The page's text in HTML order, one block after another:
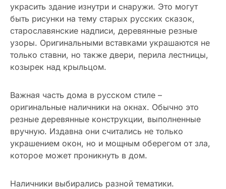
украсить здание изнутри и снаружи. Это могут
быть рисунки на тему старых русских сказок,
старославянские надписи, деревянные резные
узоры. Оригинальными вставками украшаются не
только ставни, но также двери, перила лестницы,
козырек над крыльцом.
Важная часть дома в русском стиле –
оригинальные наличники на окнах. Обычно это
резные деревянные конструкции, выполненные
вручную. Издавна они считались не только
украшением окон, но и мощным оберегом от зла,
которое может проникнуть в дом.
Наличники выбирались разной тематики.